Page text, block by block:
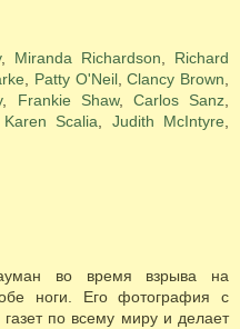
, Miranda Richardson
Richard
Patty O'Neil,Clancy Brown
, Frankie Shaw, Carlos Sanz
Karen Scalia Judith McIntyre
во время взрыва на
ноги. Его фотография с
по всему миру и делает